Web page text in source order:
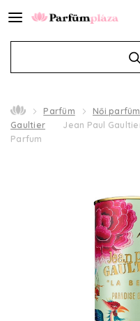
Parfüm Női parfüm
Gaultier
Jean Paul
Parfum